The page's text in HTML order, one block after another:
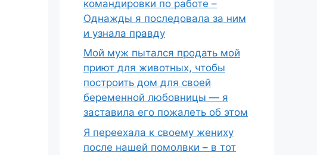
командировки по работе –
Однажды я последовала за ним
и узнала правду
Мой муж пытался продать мой
приют для животных, чтобы
построить дом для своей
беременной любовницы — я
заставила его пожалеть об этом
Я переехала к своему жениху
после нашей помолвки – в тот